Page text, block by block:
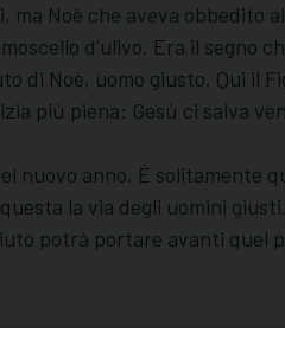
ma Noè che aveva obbedito
d’ulivo. Era il segno
di Noè, uomo giusto. Qui il
più piena: Gesù ci salva
nuovo anno. È
la via degli uomini giusti.
potrà portare avanti quel